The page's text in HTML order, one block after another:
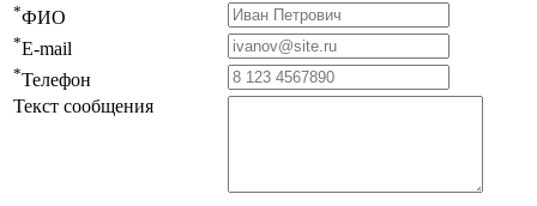
*ФИО
*E-mail
*Телефон
Текст сообщения